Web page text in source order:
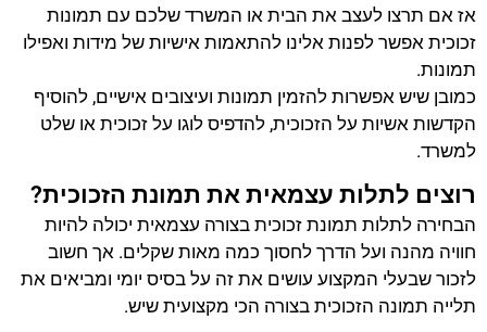
אז אם תרצו לעצב את הבית או המשרד שלכם עם תמונות
זכוכית אפשר לפנות אלינו להתאמות אישיות של מידות ואפילו
תמונות.
כמובן שיש אפשרות להזמין תמונות ועיצובים אישיים, להוסיף
הקדשות אשיות על הזכוכית, להדפיס לוגו על זכוכית או שלט
למשרד.
רוצים לתלות עצמאית את תמונת הזכוכית?
הבחירה לתלות תמונת זכוכית בצורה עצמאית יכולה להיות
חוויה מהנה ועל הדרך לחסוך כמה מאות שקלים. אך חשוב
לזכור שבעלי המקצוע עושים את זה על בסיס יומי ומביאים את
תלייה תמונה הזכוכית בצורה הכי מקצועית שיש.